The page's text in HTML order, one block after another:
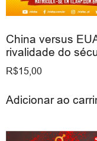
China versus
rivalidade do
R$15,00
Adicionar ao